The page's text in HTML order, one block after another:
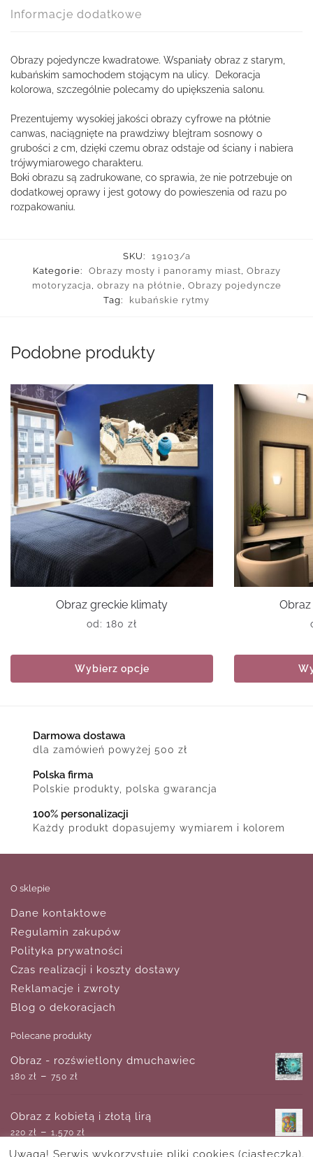
Informacje dodatkowe
Obrazy pojedyncze kwadratowe. Wspaniały obraz z starym,
kubańskim samochodem stojącym na ulicy. Dekoracja
kolorowa, szczególnie polecamy do upiększenia salonu.
Prezentujemy wysokiej jakości obrazy cyfrowe na płótnie
canwas, naciągnięte na prawdziwy blejtram sosnowy o
grubości 2 cm, dzięki czemu obraz odstaje od ściany i nabiera
trójwymiarowego charakteru.
Boki obrazu są zadrukowane, co sprawia, że nie potrzebuje on
dodatkowej oprawy i jest gotowy do powieszenia od razu po
rozpakowaniu.
SKU:
19103/a
Kategorie:
Obrazy mosty i panoramy miast, Obrazy
motoryzacja, obrazy na płótnie, Obrazy pojedyncze
Tag:
kubańskie rytmy
Podobne produkty
Obraz greckie klimaty
od: 180 zł
Wybierz opcje
Obraz
Darmowa dostawa
dla zamówień powyżej 500 zł
Polska firma
Polskie produkty, polska gwarancja
100% personalizacji
Każdy produkt dopasujemy wymiarem i kolorem
O sklepie
Dane kontaktowe
Regulamin zakupów
Polityka prywatności
Czas realizacji i koszty dostawy
Reklamacje i zwroty
Blog o dekoracjach
Polecane produkty
Obraz - rozświetlony dmuchawiec
180 zł – 750 zł
Obraz z kobietą i złotą lirą
220 zł – 1,570 zł
Uwaga! Serwis wykorzystuje pliki cookies (ciasteczka).